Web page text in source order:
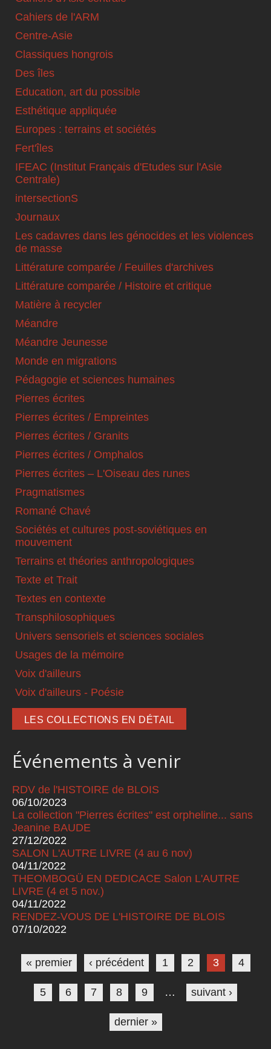
Cahiers de l'ARM
Centre-Asie
Classiques hongrois
Des îles
Education, art du possible
Esthétique appliquée
Europes : terrains et sociétés
Fert'îles
IFEAC (Institut Français d'Etudes sur l'Asie
Centrale)
intersectionS
Journaux
Les cadavres dans les génocides et les violences
de masse
Littérature comparée / Feuilles d'archives
Littérature comparée / Histoire et critique
Matière à recycler
Méandre
Méandre Jeunesse
Monde en migrations
Pédagogie et sciences humaines
Pierres écrites
Pierres écrites / Empreintes
Pierres écrites / Granits
Pierres écrites / Omphalos
Pierres écrites – L'Oiseau des runes
Pragmatismes
Romané Chavé
Sociétés et cultures post-soviétiques en
mouvement
Terrains et théories anthropologiques
Texte et Trait
Textes en contexte
Transphilosophiques
Univers sensoriels et sciences sociales
Usages de la mémoire
Voix d'ailleurs
Voix d'ailleurs - Poésie
LES COLLECTIONS EN DÉTAIL
Événements à venir
RDV de l'HISTOIRE de BLOIS
06/10/2023
La collection "Pierres écrites" est orpheline... sans
Jeanine BAUDE
27/12/2022
SALON L'AUTRE LIVRE (4 au 6 nov)
04/11/2022
THEOMBOGÜ EN DEDICACE Salon L'AUTRE
LIVRE (4 et 5 nov.)
04/11/2022
RENDEZ-VOUS DE L'HISTOIRE DE BLOIS
07/10/2022
Pages
« premier ‹ précédent 1 2 3 4
5 6 7 8 9 … suivant ›
dernier »